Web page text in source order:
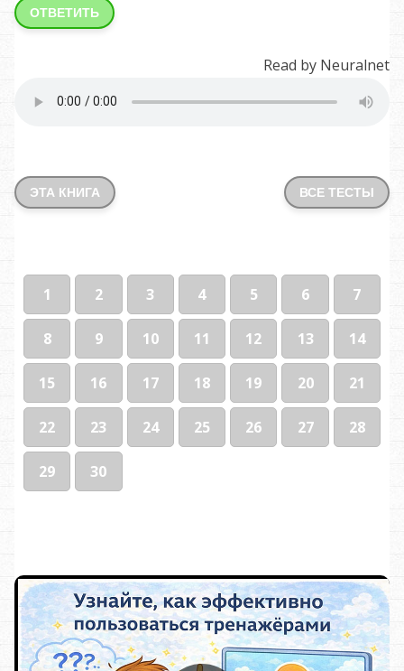
ОТВЕТИТЬ
Read by Neuralnet
ЭТА КНИГА ВСЕ ТЕСТЫ
1 2 3 4 5 6 7
8 9 10 11 12 13 14
15 16 17 18 19 20 21
22 23 24 25 26 27 28
29 30